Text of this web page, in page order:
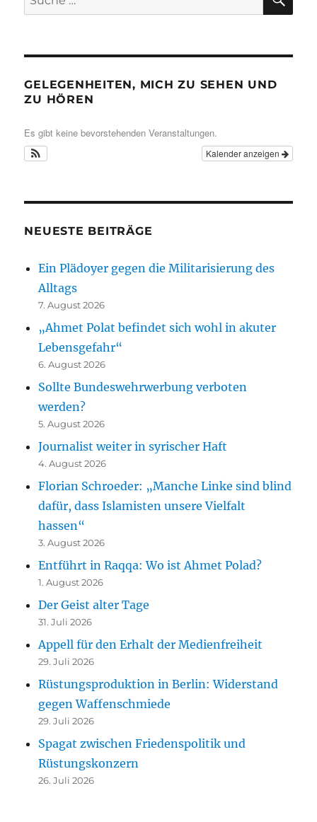
nach:
GELEGENHEITEN, MICH ZU SEHEN UND
ZU HÖREN
Es gibt keine bevorstehenden Veranstaltungen.
Kalender anzeigen
NEUESTE BEITRÄGE
Ein Plädoyer gegen die Militarisierung des
Alltags
7. August 2026
„Ahmet Polat befindet sich wohl in akuter
Lebensgefahr“
6. August 2026
Sollte Bundeswehrwerbung verboten
werden?
5. August 2026
Journalist weiter in syrischer Haft
4. August 2026
Florian Schroeder: „Manche Linke sind blind
dafür, dass Islamisten unsere Vielfalt
hassen“
3. August 2026
Entführt in Raqqa: Wo ist Ahmet Polad?
1. August 2026
Der Geist alter Tage
31. Juli 2026
Appell für den Erhalt der Medienfreiheit
29. Juli 2026
Rüstungsproduktion in Berlin: Widerstand
gegen Waffenschmiede
29. Juli 2026
Spagat zwischen Friedenspolitik und
Rüstungskonzern
26. Juli 2026